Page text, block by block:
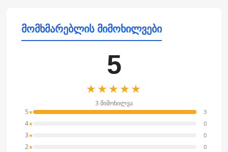
მომხმარებლის მიმოხილვები
5
★★★★★
3 მიმოხილვა
5★ 3
4★ 0
3★ 0
2★ 0